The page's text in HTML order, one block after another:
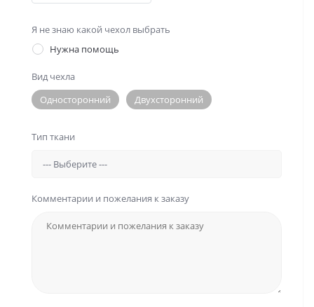
Я не знаю какой чехол выбрать
Нужна помощь
Вид чехла
Односторонний
Двухсторонний
Тип ткани
Комментарии и пожелания к заказу